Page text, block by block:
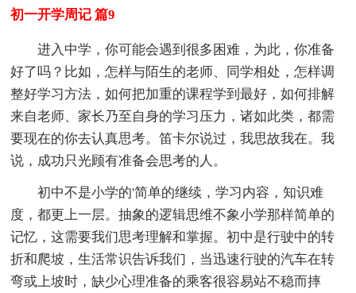
初一开学周记 篇9
进入中学，你可能会遇到很多困难，为此，你准备
好了吗？比如，怎样与陌生的老师、同学相处，怎样调
整好学习方法，如何把加重的课程学到最好，如何排解
来自老师、家长乃至自身的学习压力，诸如此类，都需
要现在的你去认真思考。笛卡尔说过，我思故我在。我
说，成功只光顾有准备会思考的人。
初中不是小学的'简单的继续，学习内容，知识难
度，都更上一层。抽象的逻辑思维不象小学那样简单的
记忆，这需要我们思考理解和掌握。初中是行驶中的转
折和爬坡，生活常识告诉我们，当迅速行驶的汽车在转
弯或上坡时，缺少心理准备的乘客很容易站不稳而摔